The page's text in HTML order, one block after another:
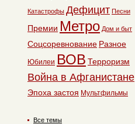
Катастрофы Дефицит Песни
Премии Метро Дом и быт
Соцсоревнование Разное
Юбилеи ВОВ Терроризм
Война в Афганистане
Эпоха застоя Мультфильмы
Все темы